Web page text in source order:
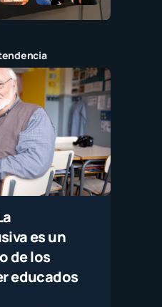
es un
de los
educados